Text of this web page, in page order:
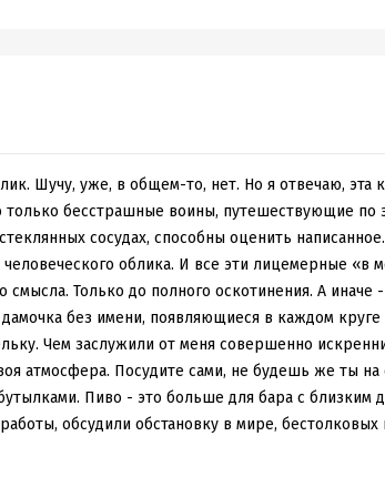
книгу “Конец воздержанию”. Просто при
друзей, а проходить через все это в одиночку.
главы этой книги своим друзьям. И не
пьяный опыт, когда у каждого есть свой.
конкретного. Потому что в ней такого нет.
боль. Но авторы и не рассчитывали на фурор
Не берусь на себя брать
Шучу, уже, в общем-то, нет. Но я отвечаю, эта
только бесстрашные воины, путешествующие по
сосудах, способны оценить
облика. И все эти лицемерные «в
смысла. Только до полного оскотинения. А иначе
без имени, появляющиеся в каждом круге
Чем заслужили от меня совершенно
атмосфера. Посудите сами, не будешь же ты на
Пиво - это больше для бара с близким
обсудили обстановку в мире, бестолковых